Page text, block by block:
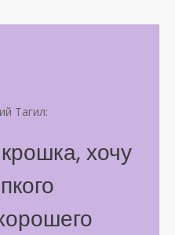
Тагил:
хочу